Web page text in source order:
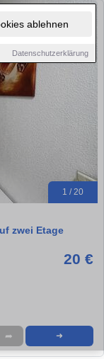
ablehnen
Datenschutzerklärung
1 / 20
zwei Etage
20 €
➦ ➜